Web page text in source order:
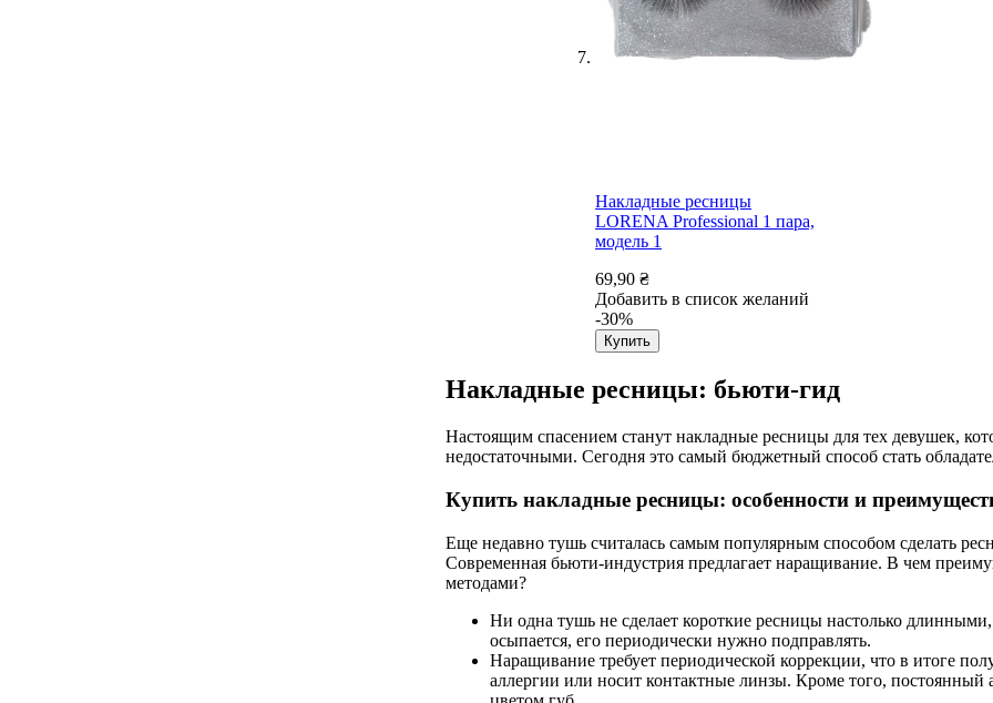
Накладные ресницы
LORENA Professional 1 пара,
модель 1
69,90 ₴
Добавить в список желаний
-30%
Купить
Накладные ресницы: бьюти-гид
Настоящим спасением станут накладные ресницы для тех девушек,
недостаточными. Сегодня это самый бюджетный способ стать
Купить накладные ресницы: особенности и
Еще недавно тушь считалась самым популярным способом сделать
Современная бьюти-индустрия предлагает наращивание. В чем
методами?
Ни одна тушь не сделает короткие ресницы настолько
осыпается, его периодически нужно подправлять.
Наращивание требует периодической коррекции, что в итоге
аллергии или носит контактные линзы. Кроме того, постоянный